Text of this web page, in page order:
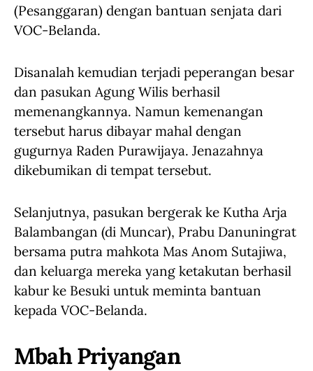
(Pesanggaran) dengan bantuan senjata dari
VOC-Belanda.
Disanalah kemudian terjadi peperangan besar
dan pasukan Agung Wilis berhasil
memenangkannya. Namun kemenangan
tersebut harus dibayar mahal dengan
gugurnya Raden Purawijaya. Jenazahnya
dikebumikan di tempat tersebut.
Selanjutnya, pasukan bergerak ke Kutha Arja
Balambangan (di Muncar), Prabu Danuningrat
bersama putra mahkota Mas Anom Sutajiwa,
dan keluarga mereka yang ketakutan berhasil
kabur ke Besuki untuk meminta bantuan
kepada VOC-Belanda.
Mbah Priyangan